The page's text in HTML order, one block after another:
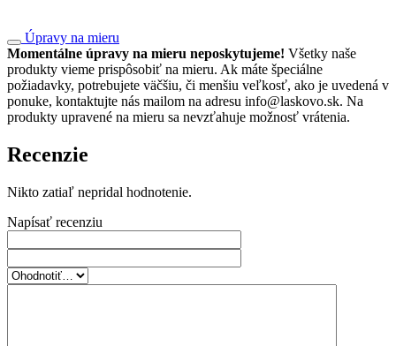
Úpravy na mieru
Momentálne úpravy na mieru neposkytujeme! Všetky naše
produkty vieme prispôsobiť na mieru. Ak máte špeciálne
požiadavky, potrebujete väčšiu, či menšiu veľkosť, ako je uvedená v
ponuke, kontaktujte nás mailom na adresu info@laskovo.sk. Na
produkty upravené na mieru sa nevzťahuje možnosť vrátenia.
Recenzie
Nikto zatiaľ nepridal hodnotenie.
Napísať recenziu